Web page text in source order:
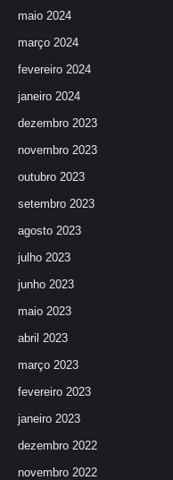
maio 2024
março 2024
fevereiro 2024
janeiro 2024
dezembro 2023
novembro 2023
outubro 2023
setembro 2023
agosto 2023
julho 2023
junho 2023
maio 2023
abril 2023
março 2023
fevereiro 2023
janeiro 2023
dezembro 2022
novembro 2022